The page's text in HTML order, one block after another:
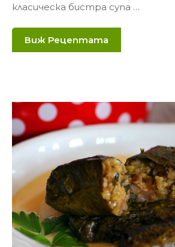
класическа бистра супа …
Виж Рецептата